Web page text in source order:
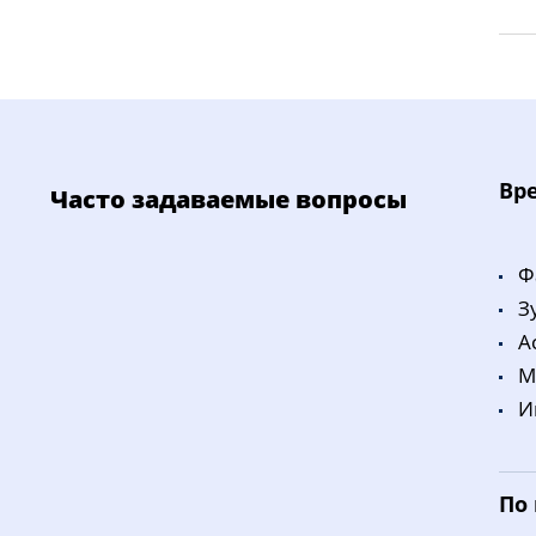
Часто задаваемые вопросы
По